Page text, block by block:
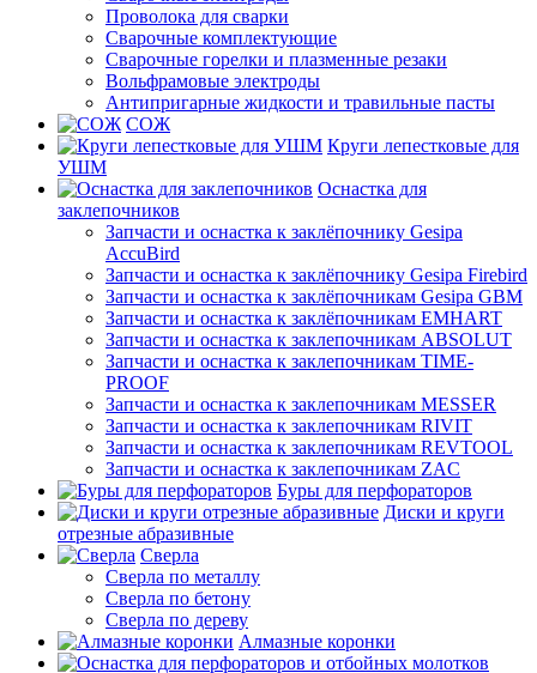
Проволока для сварки
Сварочные комплектующие
Сварочные горелки и плазменные резаки
Вольфрамовые электроды
Антипригарные жидкости и травильные пасты
СОЖ
Круги лепестковые для
УШМ
Оснастка для
заклепочников
Запчасти и оснастка к заклёпочнику Gesipa
AccuBird
Запчасти и оснастка к заклёпочнику Gesipa Firebird
Запчасти и оснастка к заклёпочникам Gesipa GBM
Запчасти и оснастка к заклёпочникам EMHART
Запчасти и оснастка к заклепочникам ABSOLUT
Запчасти и оснастка к заклепочникам TIME-
PROOF
Запчасти и оснастка к заклепочникам MESSER
Запчасти и оснастка к заклепочникам RIVIT
Запчасти и оснастка к заклепочникам REVTOOL
Запчасти и оснастка к заклепочникам ZAC
Буры для перфораторов
Диски и круги
отрезные абразивные
Сверла
Сверла по металлу
Сверла по бетону
Сверла по дереву
Алмазные коронки